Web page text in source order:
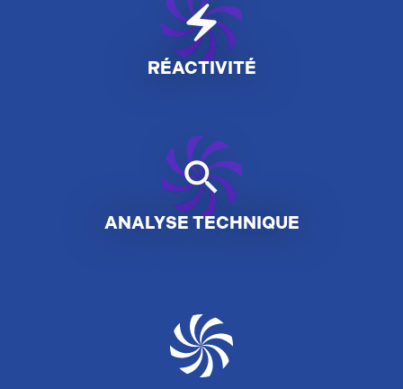
electric_bolt
RÉACTIVITÉ
search
ANALYSE TECHNIQUE